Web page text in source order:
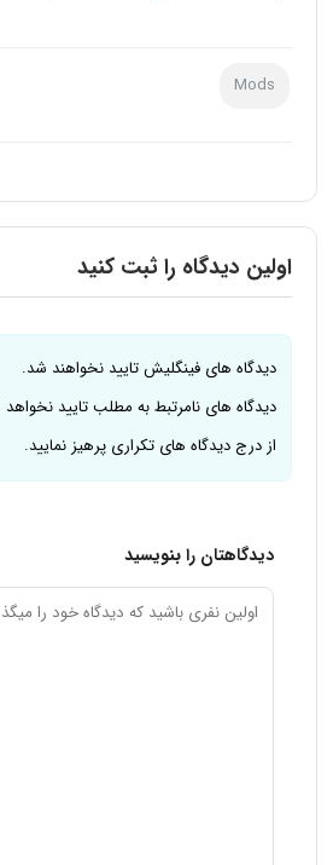
Mods
اولین دیدگاه را ثبت کنید
دیدگاه های فینگلیش تایید نخواهند شد.
دیدگاه های نامرتبط به مطلب تایید
از درج دیدگاه های تکراری پرهیز نمایید.
دیدگاهتان را بنویسید